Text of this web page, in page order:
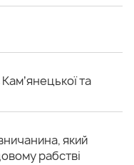
Камʼянецької та
який
рабстві